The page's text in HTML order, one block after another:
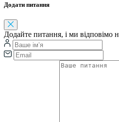
Додати питання
Додайте питання, і ми відповімо